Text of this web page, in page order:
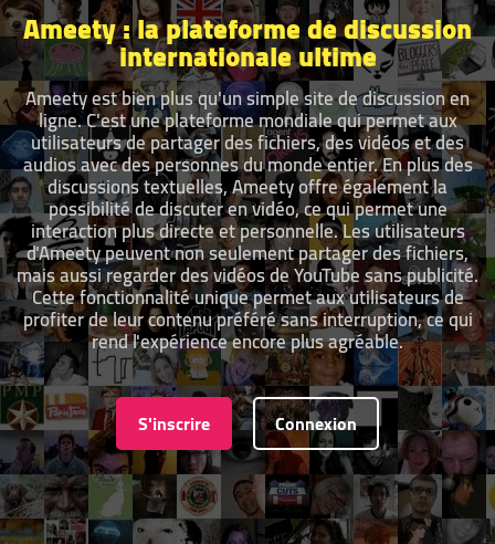
Ameety : la plateforme de discussion
internationale ultime
Ameety est bien plus qu'un simple site de discussion en
ligne. C'est une plateforme mondiale qui permet aux
utilisateurs de partager des fichiers, des vidéos et des
audios avec des personnes du monde entier. En plus des
discussions textuelles, Ameety offre également la
possibilité de discuter en vidéo, ce qui permet une
interaction plus directe et personnelle. Les utilisateurs
d'Ameety peuvent non seulement partager des fichiers,
mais aussi regarder des vidéos de YouTube sans publicité.
Cette fonctionnalité unique permet aux utilisateurs de
profiter de leur contenu préféré sans interruption, ce qui
rend l'expérience encore plus agréable.
S'inscrire Connexion